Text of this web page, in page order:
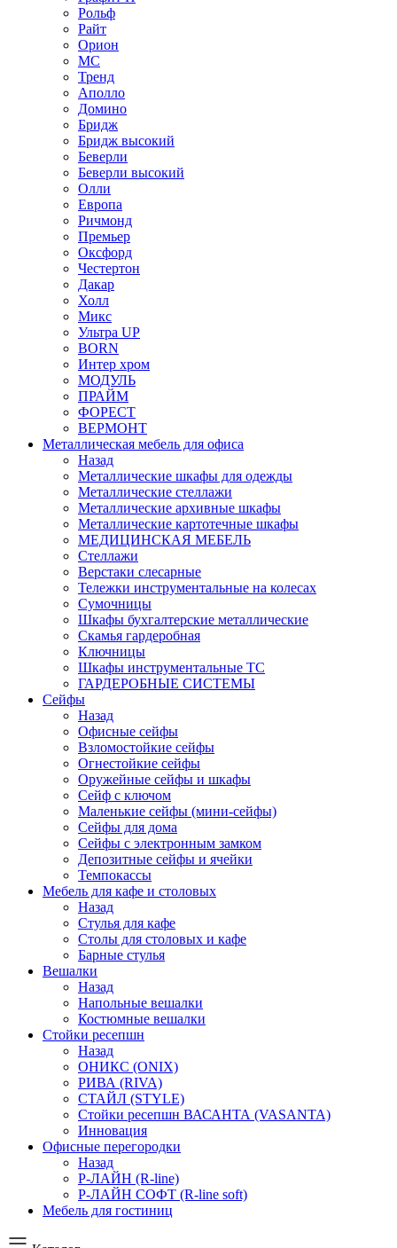
Рольф
Райт
Орион
МС
Тренд
Аполло
Домино
Бридж
Бридж высокий
Беверли
Беверли высокий
Олли
Европа
Ричмонд
Премьер
Оксфорд
Честертон
Дакар
Холл
Микс
Ультра UP
BORN
Интер хром
МОДУЛЬ
ПРАЙМ
ФОРЕСТ
ВЕРМОНТ
Металлическая мебель для офиса
Назад
Металлические шкафы для одежды
Металлические стеллажи
Металлические архивные шкафы
Металлические картотечные шкафы
МЕДИЦИНСКАЯ МЕБЕЛЬ
Стеллажи
Верстаки слесарные
Тележки инструментальные на колесах
Сумочницы
Шкафы бухгалтерские металлические
Скамья гардеробная
Ключницы
Шкафы инструментальные ТС
ГАРДЕРОБНЫЕ СИСТЕМЫ
Сейфы
Назад
Офисные сейфы
Взломостойкие сейфы
Огнестойкие сейфы
Оружейные сейфы и шкафы
Сейф с ключом
Маленькие сейфы (мини-сейфы)
Сейфы для дома
Сейфы с электронным замком
Депозитные сейфы и ячейки
Темпокассы
Мебель для кафе и столовых
Назад
Стулья для кафе
Столы для столовых и кафе
Барные стулья
Вешалки
Назад
Напольные вешалки
Костюмные вешалки
Стойки ресепшн
Назад
ОНИКС (ONIX)
РИВА (RIVA)
СТАЙЛ (STYLE)
Стойки ресепшн ВАСАНТА (VASANTA)
Инновация
Офисные перегородки
Назад
Р-ЛАЙН (R-line)
Р-ЛАЙН СОФТ (R-line soft)
Мебель для гостиниц